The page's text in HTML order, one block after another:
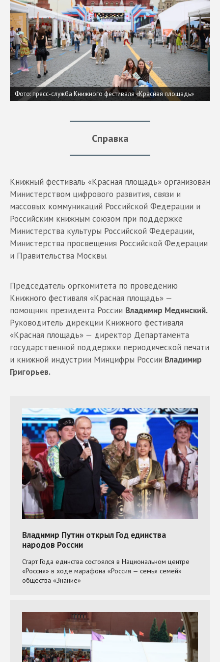
Фото: пресс-служба Книжного фестиваля «Красная площадь»
Справка
Книжный фестиваль «Красная площадь» организован
Министерством цифрового развития, связи и
массовых коммуникаций Российской Федерации и
Российским книжным союзом при поддержке
Министерства культуры Российской Федерации,
Министерства просвещения Российской Федерации
и Правительства Москвы.
Председатель оргкомитета по проведению
Книжного фестиваля «Красная площадь» —
помощник президента России Владимир Мединский.
Руководитель дирекции Книжного фестиваля
«Красная площадь» — директор Департамента
государственной поддержки периодической печати
и книжной индустрии Минцифры России Владимир
Григорьев.